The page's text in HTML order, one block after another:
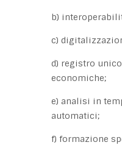
b)
c)
d) registro
economiche;
e) analisi in
automatici;
f) formazione